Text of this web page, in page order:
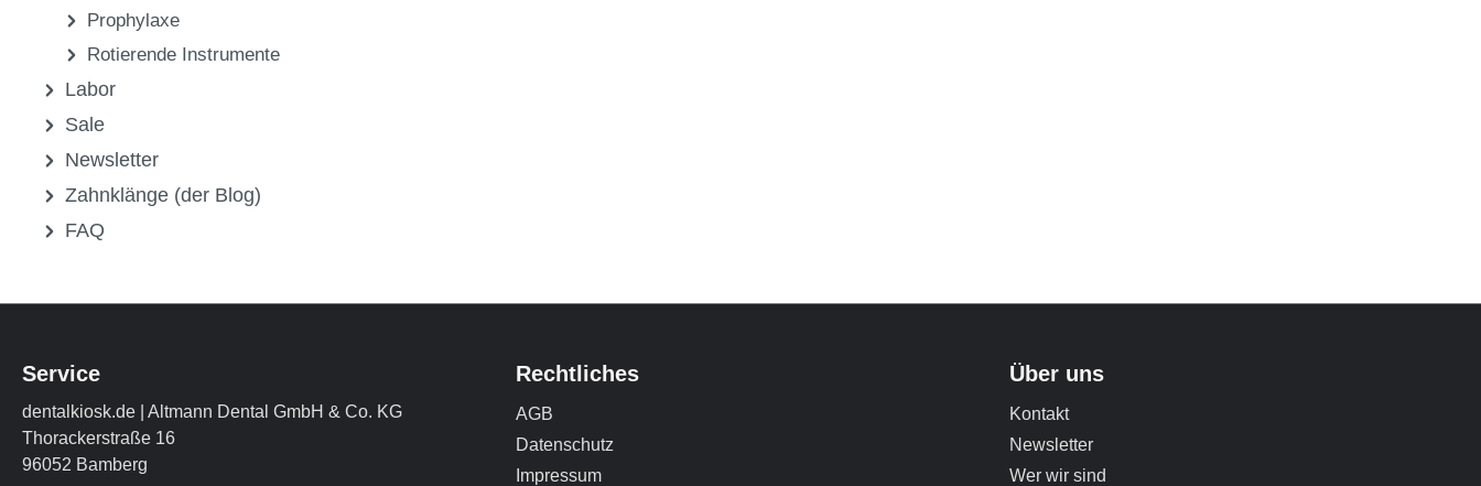
Prophylaxe
Rotierende Instrumente
Labor
Sale
Newsletter
Zahnklänge (der Blog)
FAQ
Service
dentalkiosk.de | Altmann Dental GmbH & Co. KG
Thorackerstraße 16
96052 Bamberg
Rechtliches
AGB
Datenschutz
Impressum
Über uns
Kontakt
Newsletter
Wer wir sind